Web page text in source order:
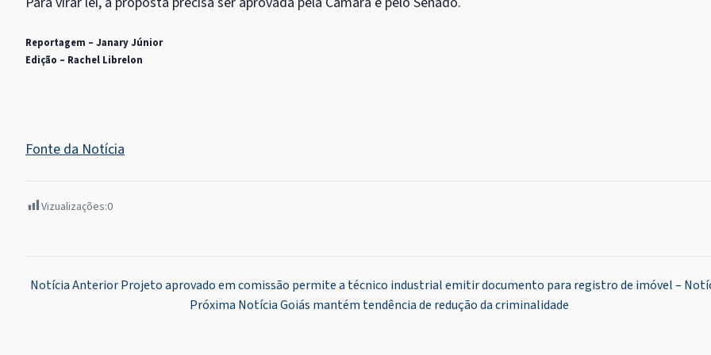
Reportagem – Janary Júnior
Edição – Rachel Librelon
Fonte da Notícia
Vizualizações:0
Navegação
Notícia Anterior Projeto aprovado em comissão permite a técnico industrial emitir documento para registro de imóvel –
Próxima NotíciaGoiás mantém tendência de redução da criminalidade